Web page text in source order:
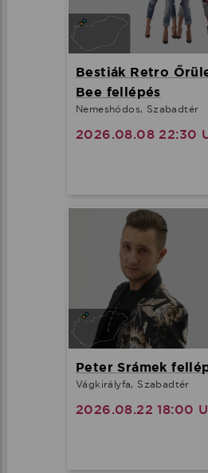
Bestiák Retro
Bee fellépés
Nemeshódos, Szabadtér
2026.08.08 22:30
Peter Srámek
Vágkirályfa, Szabadtér
2026.08.22 18:00